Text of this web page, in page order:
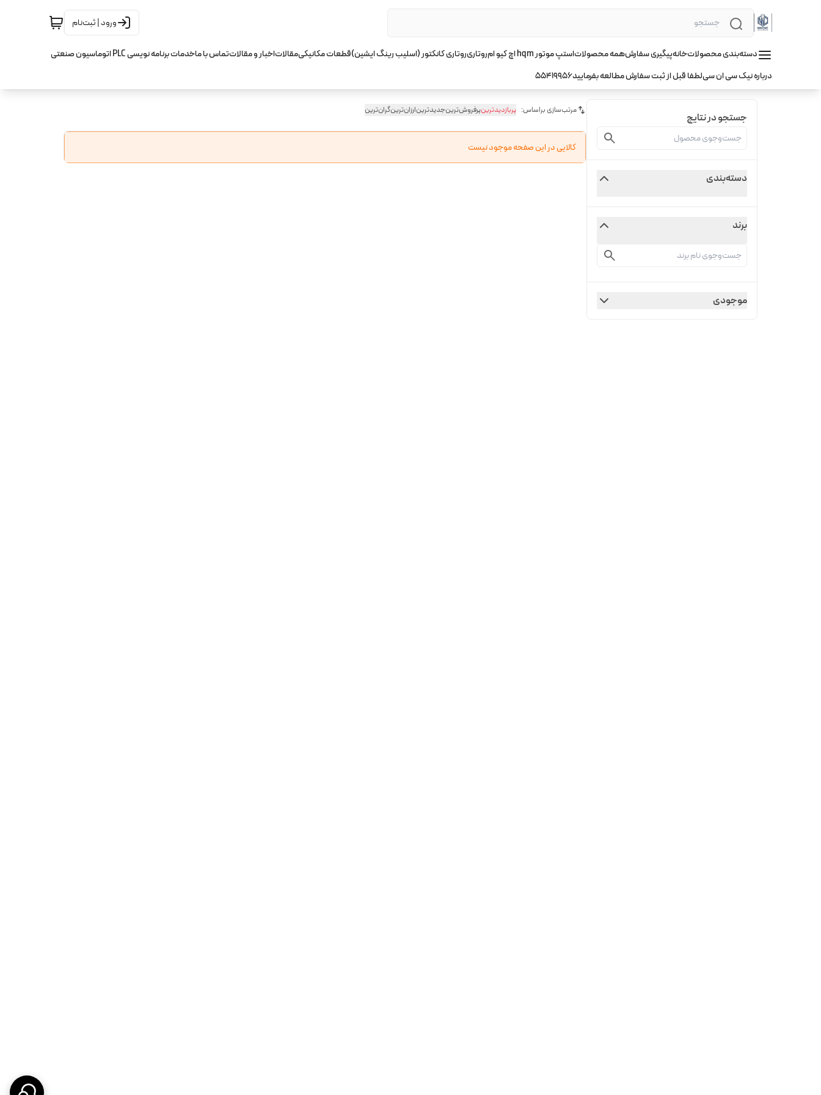
ورود | ثبت‌نام
دسته‌بندی محصولاتخانهپیگیری سفارشهمه محصولاتاستپ موتور hqm اچ کیو ام روتاریروتاری کانکتور (اسلیب رینگ ایشین)قطعات مکانیکیمقالاتاخبار و مقالاتتماس با ماخدمات برنامه نویسی PLC اتوماسیون صنعتی
درباره نیک سی ان سیلطفا قبل از ثبت سفارش مطالعه بفرمایید55419956
جستجو در نتایج
دسته‌بندی
برند
موجودی
مرتب‌سازی براساس: پربازدیدترینپرفروش‌ترینجدیدترینارزان‌ترینگران‌ترین
کالایی در این صفحه موجود نیست